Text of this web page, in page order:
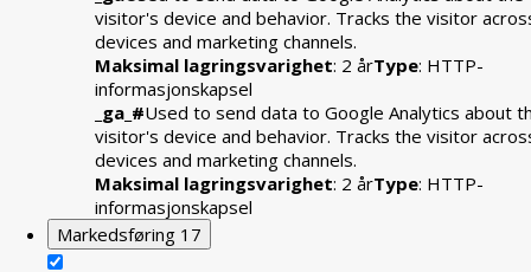
visitor's device and behavior. Tracks the visitor
devices and marketing channels.
Maksimal lagringsvarighet: 2 årType: HTTP-
informasjonskapsel
_ga_#Used to send data to Google Analytics about
visitor's device and behavior. Tracks the visitor
devices and marketing channels.
Maksimal lagringsvarighet: 2 årType: HTTP-
informasjonskapsel
Markedsføring 17